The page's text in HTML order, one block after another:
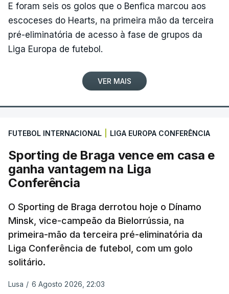
E foram seis os golos que o Benfica marcou aos
escoceses do Hearts, na primeira mão da terceira
pré-eliminatória de acesso à fase de grupos da
Liga Europa de futebol.
VER MAIS
FUTEBOL INTERNACIONAL LIGA EUROPA CONFERÊNCIA
Sporting de Braga vence em casa e
ganha vantagem na Liga
Conferência
O Sporting de Braga derrotou hoje o Dínamo
Minsk, vice-campeão da Bielorrússia, na
primeira-mão da terceira pré-eliminatória da
Liga Conferência de futebol, com um golo
solitário.
Lusa / 6 Agosto 2026, 22:03